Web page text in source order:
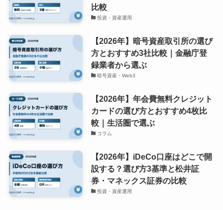
比較
投資・資産運用
【2026年】暗号資産取引所の選び
方とおすすめ3社比較｜金融庁登
録業者から選ぶ
暗号資産・Web3
【2026年】年会費無料クレジット
カードの選び方とおすすめ4枚比
較｜生活圏で選ぶ
コラム
【2026年】iDeCo口座はどこで開
設する？選び方3基準と松井証
券・マネックス証券の比較
投資・資産運用